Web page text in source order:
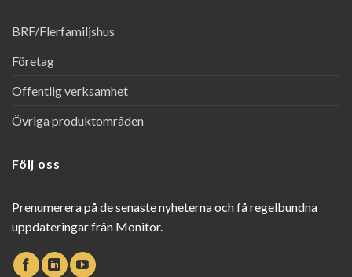
BRF/Flerfamiljshus
Företag
Offentlig verksamhet
Övriga produktområden
Följ oss
Prenumerera på de senaste nyheterna och få regelbundna
uppdateringar från Monitor.